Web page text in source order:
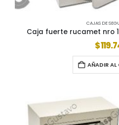
CAJAS DE
Caja fuerte rucamet nro
$
AÑADIR AL